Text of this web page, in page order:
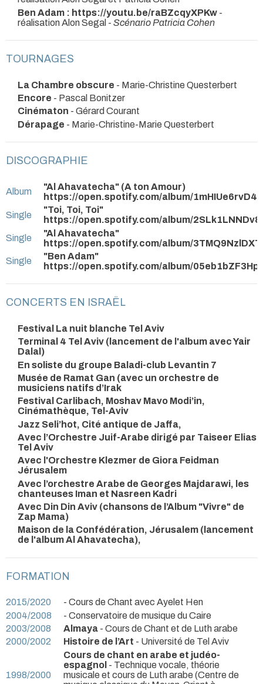
Ben Adam : https://youtu.be/raBZcqyXPKw -
réalisation Alon Segal - Scénario Patricia Cohen
TOURNAGES
La Chambre obscure - Marie-Christine Questerbert
Encore - Pascal Bonitzer
Cinématon - Gérard Courant
Dérapage - Marie-Christine-Marie Questerbert
DISCOGRAPHIE
Album
"Al Ahavatecha" (A ton Amour)
https://open.spotify.com/album/
Single
"Toi, Toi, Toi"
https://open.spotify.com/album/
Single
"Al Ahavatecha"
https://open.spotify.com/album/
Single
"Ben Adam"
https://open.spotify.com/album/
CONCERTS EN ISRAËL
Festival La nuit blanche Tel Aviv
Terminal 4 Tel Aviv (lancement de l'album avec Yair
Dalal)
En soliste du groupe Baladi-club Levantin 7
Musée de Ramat Gan (avec un orchestre de
musiciens natifs d’Irak
Festival Carlibach, Moshav Mavo Modi’in,
Cinémathèque, Tel-Aviv
Jazz Seli’hot, Cité antique de Jaffa,
Avec l’Orchestre Juif-Arabe dirigé par Taiseer Elias
Tel Aviv
Avec l'Orchestre Klezmer de Giora Feidman
Jérusalem
Avec l’orchestre Arabe de Georges Majdarawi, les
chanteuses Iman et Nasreen Kadri
Avec Din Din Aviv (chansons de l’Album "Vivre" de
Zap Mama)
Maison de la Confédération, Jérusalem (lancement
de l'album Al Ahavatecha),
FORMATION
2015/2020
- Cours de Chant avec Ayelet Hen
2004/2008
- Conservatoire de musique du Caire
2003/2008
Almaya - Cours de Chant et de Luth arabe
2000/2002
Histoire de l’Art - Université de Tel Aviv
1998/2000
Cours de chant en arabe et judéo-
espagnol - Technique vocale, théorie
musicale et cours de Luth arabe (Centre de